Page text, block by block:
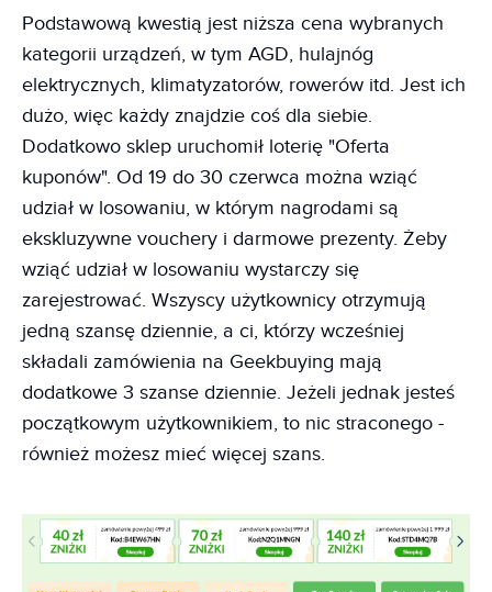
Podstawową kwestią jest niższa cena wybranych
kategorii urządzeń, w tym AGD, hulajnóg
elektrycznych, klimatyzatorów, rowerów itd. Jest ich
dużo, więc każdy znajdzie coś dla siebie.
Dodatkowo sklep uruchomił loterię "Oferta
kuponów". Od 19 do 30 czerwca można wziąć
udział w losowaniu, w którym nagrodami są
ekskluzywne vouchery i darmowe prezenty. Żeby
wziąć udział w losowaniu wystarczy się
zarejestrować. Wszyscy użytkownicy otrzymują
jedną szansę dziennie, a ci, którzy wcześniej
składali zamówienia na Geekbuying mają
dodatkowe 3 szanse dziennie. Jeżeli jednak jesteś
początkowym użytkownikiem, to nic straconego -
również możesz mieć więcej szans.